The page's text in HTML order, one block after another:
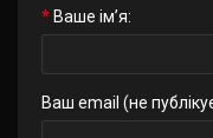
Ваше ім’я:
Ваш email (не